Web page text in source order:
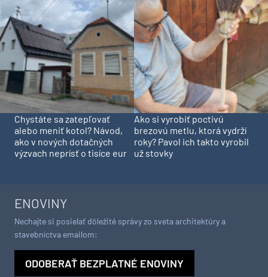
Chystáte sa zatepľovať
alebo meniť kotol? Návod,
ako v nových dotačných
výzvach neprísť o tisíce eur
Ako si vyrobiť poctivú
brezovú metlu, ktorá vydrží
roky? Pavol ich takto vyrobil
už stovky
ENOVINY
Nechajte si posielať dôležité správy zo sveta architektúry a
stavebníctva emailom:
ODOBERAŤ BEZPLATNÉ ENOVINY